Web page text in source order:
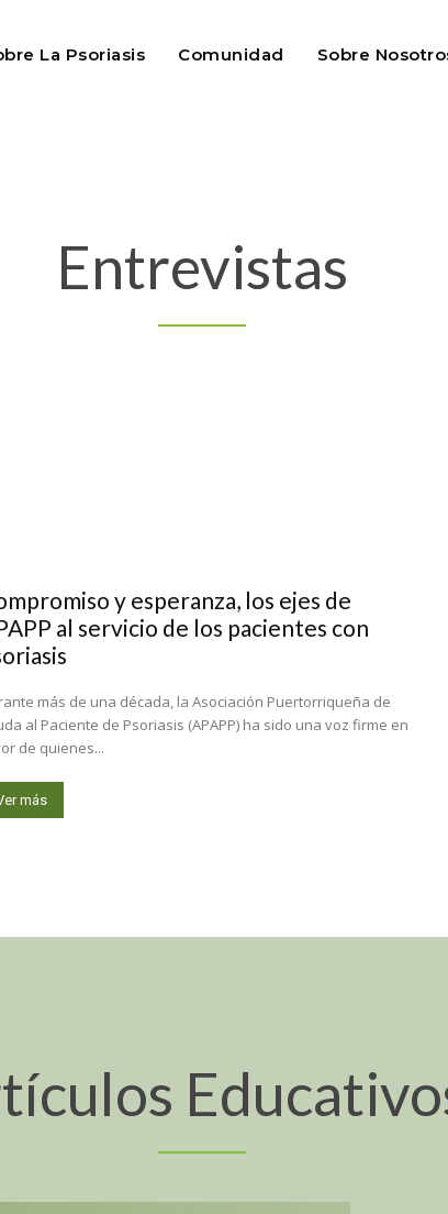
La Psoriasis Comunidad Sobre
Entrevistas
y esperanza, los ejes de
al servicio de los pacientes con
más de una década, la Asociación Puertorriqueña de
al Paciente de Psoriasis (APAPP) ha sido una voz firme en
de quienes...
más